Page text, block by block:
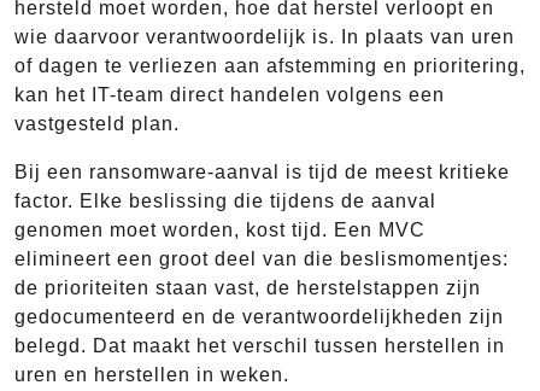
hersteld moet worden, hoe dat herstel verloopt en
wie daarvoor verantwoordelijk is. In plaats van uren
of dagen te verliezen aan afstemming en prioritering,
kan het IT-team direct handelen volgens een
vastgesteld plan.
Bij een ransomware-aanval is tijd de meest kritieke
factor. Elke beslissing die tijdens de aanval
genomen moet worden, kost tijd. Een MVC
elimineert een groot deel van die beslismomentjes:
de prioriteiten staan vast, de herstelstappen zijn
gedocumenteerd en de verantwoordelijkheden zijn
belegd. Dat maakt het verschil tussen herstellen in
uren en herstellen in weken.